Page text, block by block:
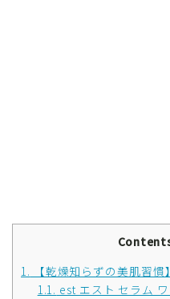
1. 【乾燥知らずの美肌習
1.1. est エスト セラム